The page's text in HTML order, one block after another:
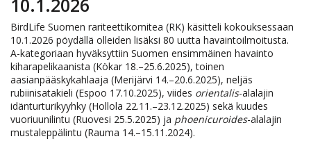
10.1.2026
BirdLife Suomen rariteettikomitea (RK) käsitteli kokouksessaan
10.1.2026 pöydällä olleiden lisäksi 80 uutta havaintoilmoitusta.
A-kategoriaan hyväksyttiin Suomen ensimmäinen havainto
kiharapelikaanista (Kökar 18.–25.6.2025), toinen
aasianpääskykahlaaja (Merijärvi 14.–20.6.2025), neljäs
rubiinisatakieli (Espoo 17.10.2025), viides orientalis-alalajin
idänturturikyyhky (Hollola 22.11.–23.12.2025) sekä kuudes
vuoriuunilintu (Ruovesi 25.5.2025) ja phoenicuroides-alalajin
mustaleppälintu (Rauma 14.–15.11.2024).